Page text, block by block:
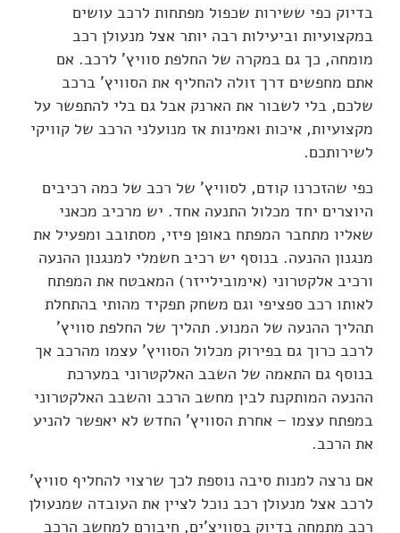
בדיוק כפי ששירות שכפול מפתחות לרכב עושים
במקצועיות וביעילות רבה יותר אצל מנעולן רכב
מומחה, כך גם במקרה של החלפת סוויץ' לרכב. אם
אתם מחפשים דרך זולה להחליף את הסוויץ' ברכב
שלכם, בלי לשבור את הארנק אבל גם בלי להתפשר על
מקצועיות, איכות ואמינות אז מנועלני הרכב של קוויקי
לשירותכם.
כפי שהזכרנו קודם, לסוויץ' של רכב של כמה רכיבים
היוצרים יחד מכלול התנעה אחד. יש מרכיב מכאני
שאליו מתחבר המפתח באופן פיזי, מסתובב ומפעיל את
מנגנון ההנעה. בנוסף יש רכיב חשמלי למנגנון ההנעה
ורכיב אלקטרוני (אימובילייזר) המאבטח את המפתח
לאותו רכב ספציפי וגם משחק תפקיד מהותי בהתחלת
תהליך ההנעה של המנוע. תהליך של החלפת סוויץ'
לרכב כרוך גם בפירוק מכלול הסוויץ' עצמו מהרכב אך
בנוסף גם התאמה של השבב האלקטרוני במערכת
ההנעה המותקנת לבין מחשב הרכב והשבב האלקטרוני
במפתח עצמו – אחרת הסוויץ' החדש לא יאפשר להניע
את הרכב.
אם נרצה למנות סיבה נוספת לכך שרצוי להחליף סוויץ'
לרכב אצל מנעולן רכב נוכל לציין את העובדה שמנעולן
רכב מתמחה בדיוק בסוויצ'ים, חיבורם למחשב הרכב